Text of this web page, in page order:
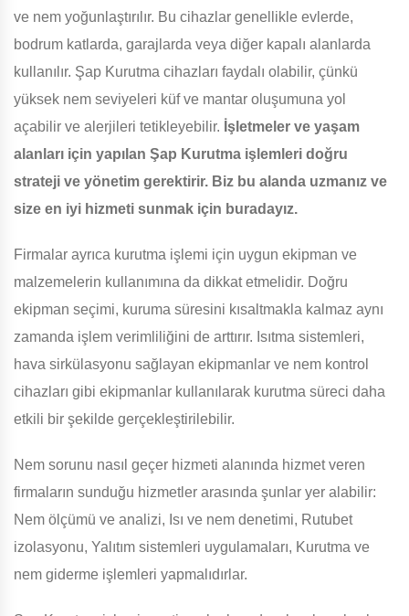
ve nem yoğunlaştırılır. Bu cihazlar genellikle evlerde,
bodrum katlarda, garajlarda veya diğer kapalı alanlarda
kullanılır. Şap Kurutma cihazları faydalı olabilir, çünkü
yüksek nem seviyeleri küf ve mantar oluşumuna yol
açabilir ve alerjileri tetikleyebilir. İşletmeler ve yaşam
alanları için yapılan Şap Kurutma işlemleri doğru
strateji ve yönetim gerektirir. Biz bu alanda uzmanız ve
size en iyi hizmeti sunmak için buradayız.
Firmalar ayrıca kurutma işlemi için uygun ekipman ve
malzemelerin kullanımına da dikkat etmelidir. Doğru
ekipman seçimi, kuruma süresini kısaltmakla kalmaz aynı
zamanda işlem verimliliğini de arttırır. Isıtma sistemleri,
hava sirkülasyonu sağlayan ekipmanlar ve nem kontrol
cihazları gibi ekipmanlar kullanılarak kurutma süreci daha
etkili bir şekilde gerçekleştirilebilir.
Nem sorunu nasıl geçer hizmeti alanında hizmet veren
firmaların sunduğu hizmetler arasında şunlar yer alabilir:
Nem ölçümü ve analizi, Isı ve nem denetimi, Rutubet
izolasyonu, Yalıtım sistemleri uygulamaları, Kurutma ve
nem giderme işlemleri yapmalıdırlar.